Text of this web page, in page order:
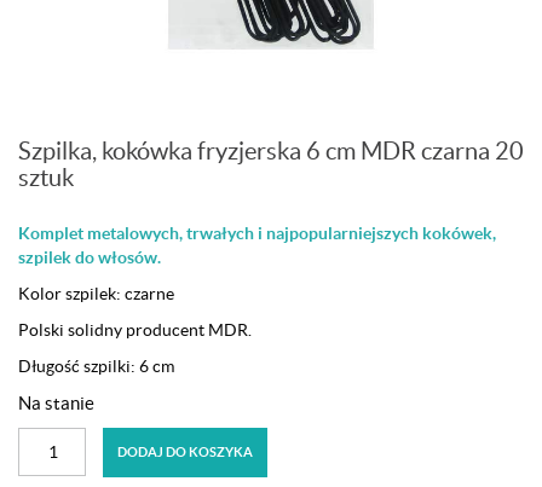
Szpilka, kokówka fryzjerska 6 cm MDR czarna 20
sztuk
Komplet metalowych, trwałych i najpopularniejszych kokówek,
szpilek do włosów.
Kolor szpilek: czarne
Polski solidny producent MDR.
Długość szpilki: 6 cm
Na stanie
DODAJ DO KOSZYKA